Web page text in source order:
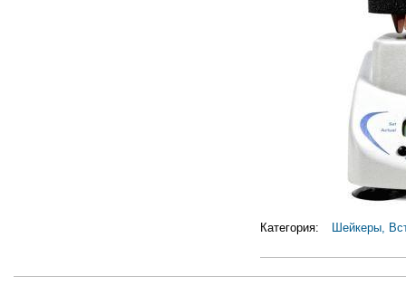
Категория: Шейкеры,